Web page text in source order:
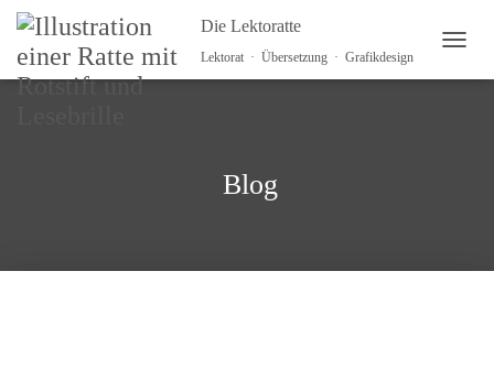
Die Lektoratte
Lektorat · Übersetzung · Grafikdesign
Blog